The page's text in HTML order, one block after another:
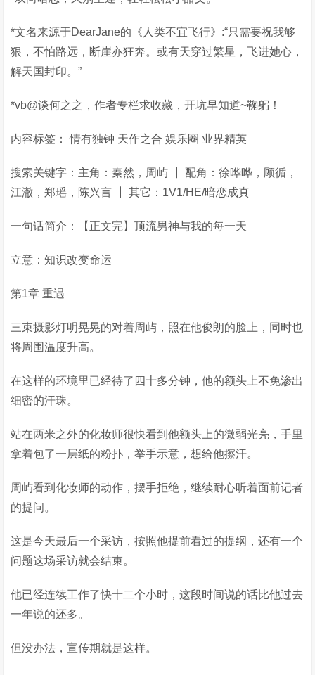
*文名来源于DearJane的《人类不宜飞行》:“只需要祝我够
狠，不怕路远，断崖亦狂奔。或有天穿过繁星，飞进她心，
解天国封印。”
*vb@谈何之之，作者专栏求收藏，开坑早知道~鞠躬！
内容标签： 情有独钟 天作之合 娱乐圈 业界精英
搜索关键字：主角：秦然，周屿 ┃ 配角：徐晔晔，顾循，
江澈，郑瑶，陈兴言 ┃ 其它：1V1/HE/暗恋成真
一句话简介：【正文完】顶流男神与我的每一天
立意：知识改变命运
第1章 重遇
三束摄影灯明晃晃的对着周屿，照在他俊朗的脸上，同时也
将周围温度升高。
在这样的环境里已经待了四十多分钟，他的额头上不免渗出
细密的汗珠。
站在两米之外的化妆师很快看到他额头上的微弱光亮，手里
拿着包了一层纸的粉扑，举手示意，想给他擦汗。
周屿看到化妆师的动作，摆手拒绝，继续耐心听着面前记者
的提问。
这是今天最后一个采访，按照他提前看过的提纲，还有一个
问题这场采访就会结束。
他已经连续工作了快十二个小时，这段时间说的话比他过去
一年说的还多。
但没办法，宣传期就是这样。